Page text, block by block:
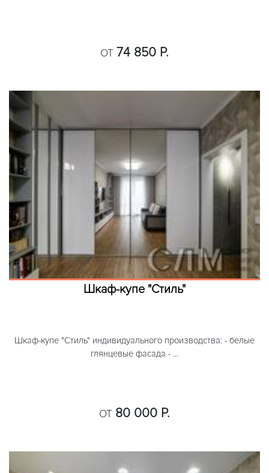
ОТ 74 850 Р.
Шкаф-купе "Стиль"
Шкаф-купе "Стиль" индивидуального производства: - белые
глянцевые фасада - ...
ОТ 80 000 Р.